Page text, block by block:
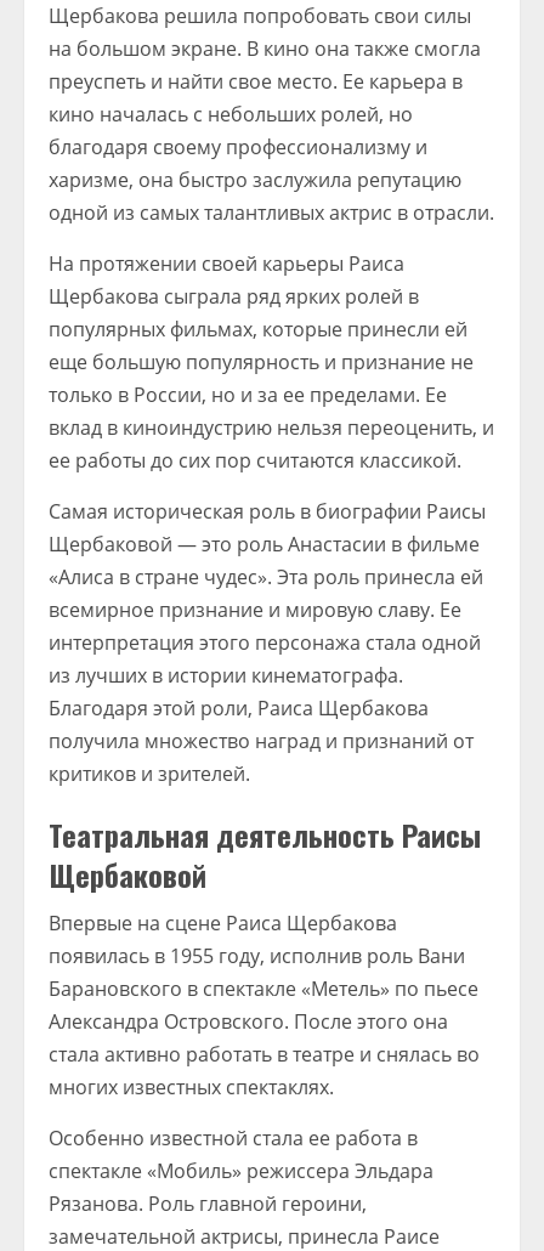
Щербакова решила попробовать свои силы
на большом экране. В кино она также смогла
преуспеть и найти свое место. Ее карьера в
кино началась с небольших ролей, но
благодаря своему профессионализму и
харизме, она быстро заслужила репутацию
одной из самых талантливых актрис в отрасли.
На протяжении своей карьеры Раиса
Щербакова сыграла ряд ярких ролей в
популярных фильмах, которые принесли ей
еще большую популярность и признание не
только в России, но и за ее пределами. Ее
вклад в киноиндустрию нельзя переоценить, и
ее работы до сих пор считаются классикой.
Самая историческая роль в биографии Раисы
Щербаковой — это роль Анастасии в фильме
«Алиса в стране чудес». Эта роль принесла ей
всемирное признание и мировую славу. Ее
интерпретация этого персонажа стала одной
из лучших в истории кинематографа.
Благодаря этой роли, Раиса Щербакова
получила множество наград и признаний от
критиков и зрителей.
Театральная деятельность Раисы
Щербаковой
Впервые на сцене Раиса Щербакова
появилась в 1955 году, исполнив роль Вани
Барановского в спектакле «Метель» по пьесе
Александра Островского. После этого она
стала активно работать в театре и снялась во
многих известных спектаклях.
Особенно известной стала ее работа в
спектакле «Мобиль» режиссера Эльдара
Рязанова. Роль главной героини,
замечательной актрисы, принесла Раисе